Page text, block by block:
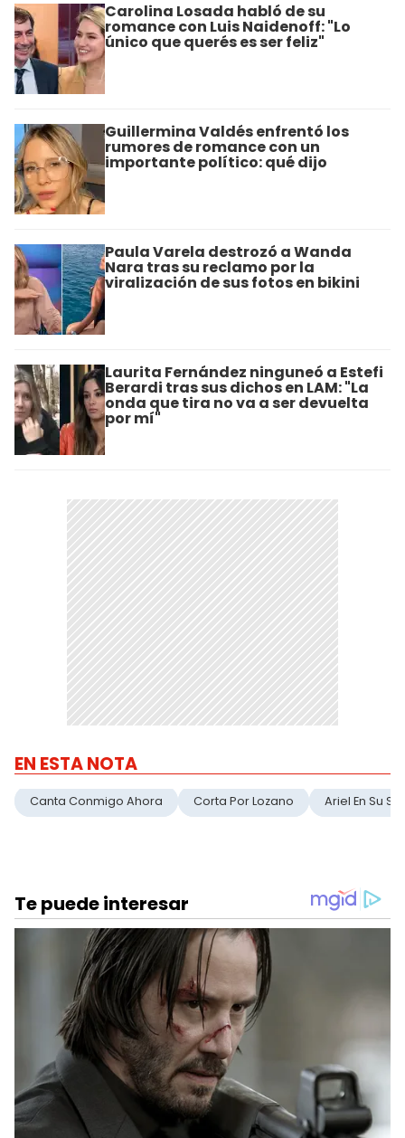
Carolina Losada habló de su
romance con Luis Naidenoff: "Lo
único que querés es ser feliz"
Guillermina Valdés enfrentó los
rumores de romance con un
importante político: qué dijo
Paula Varela destrozó a Wanda
Nara tras su reclamo por la
viralización de sus fotos en bikini
Laurita Fernández ninguneó a Estefi
Berardi tras sus dichos en LAM: "La
onda que tira no va a ser devuelta
por mí"
EN ESTA NOTA
Canta Conmigo Ahora Corta Por Lozano Ariel En Su